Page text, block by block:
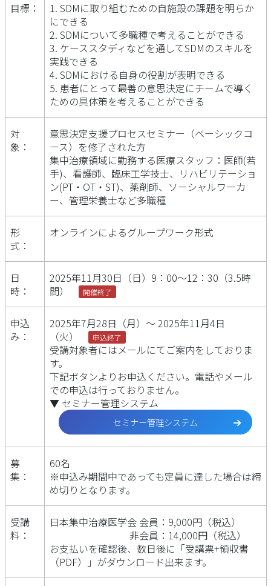
目標：
1. SDMに取り組むための自施設の課題を明らか
にできる
2. SDMについて多職種で考えることができる
3. ケーススタディなどを通してSDMのスキルを
実践できる
4. SDMにおける自身の役割が表明できる
5. 患者にとって最善の意思決定にチームで導く
ための具体策を考えることができる
対
象：
意思決定支援プロセスセミナー（ベーシックコ
ース）を修了された方
集中治療領域に勤務する医療スタッフ：医師(若
手)、看護師、臨床工学技士、リハビリテーショ
ン(PT・OT・ST)、薬剤師、ソーシャルワーカ
ー、管理栄養士など多職種
形
式：
オンラインによるグループワーク形式
日
時：
2025年11月30日（日）9：00〜12：30（3.5時
間）
開催終了
申込
み：
2025年7月28日（月）～ 2025年11月4日
（火）
申込終了
受講対象者にはメールにてご案内をしておりま
す。
下記ボタンよりお申込ください。電話やメール
での申込は行っておりません。
▼ セミナー管理システム
セミナー管理システム
募
集：
60名
※申込み期間中であっても定員に達した場合は締
め切りとなります。
受講
料：
日本集中治療医学会 会員：9,000円（税込）
非会員：14,000円（税込）
お支払いを確認後、数日後に「受講票+領収書
（PDF）」がダウンロード出来ます。